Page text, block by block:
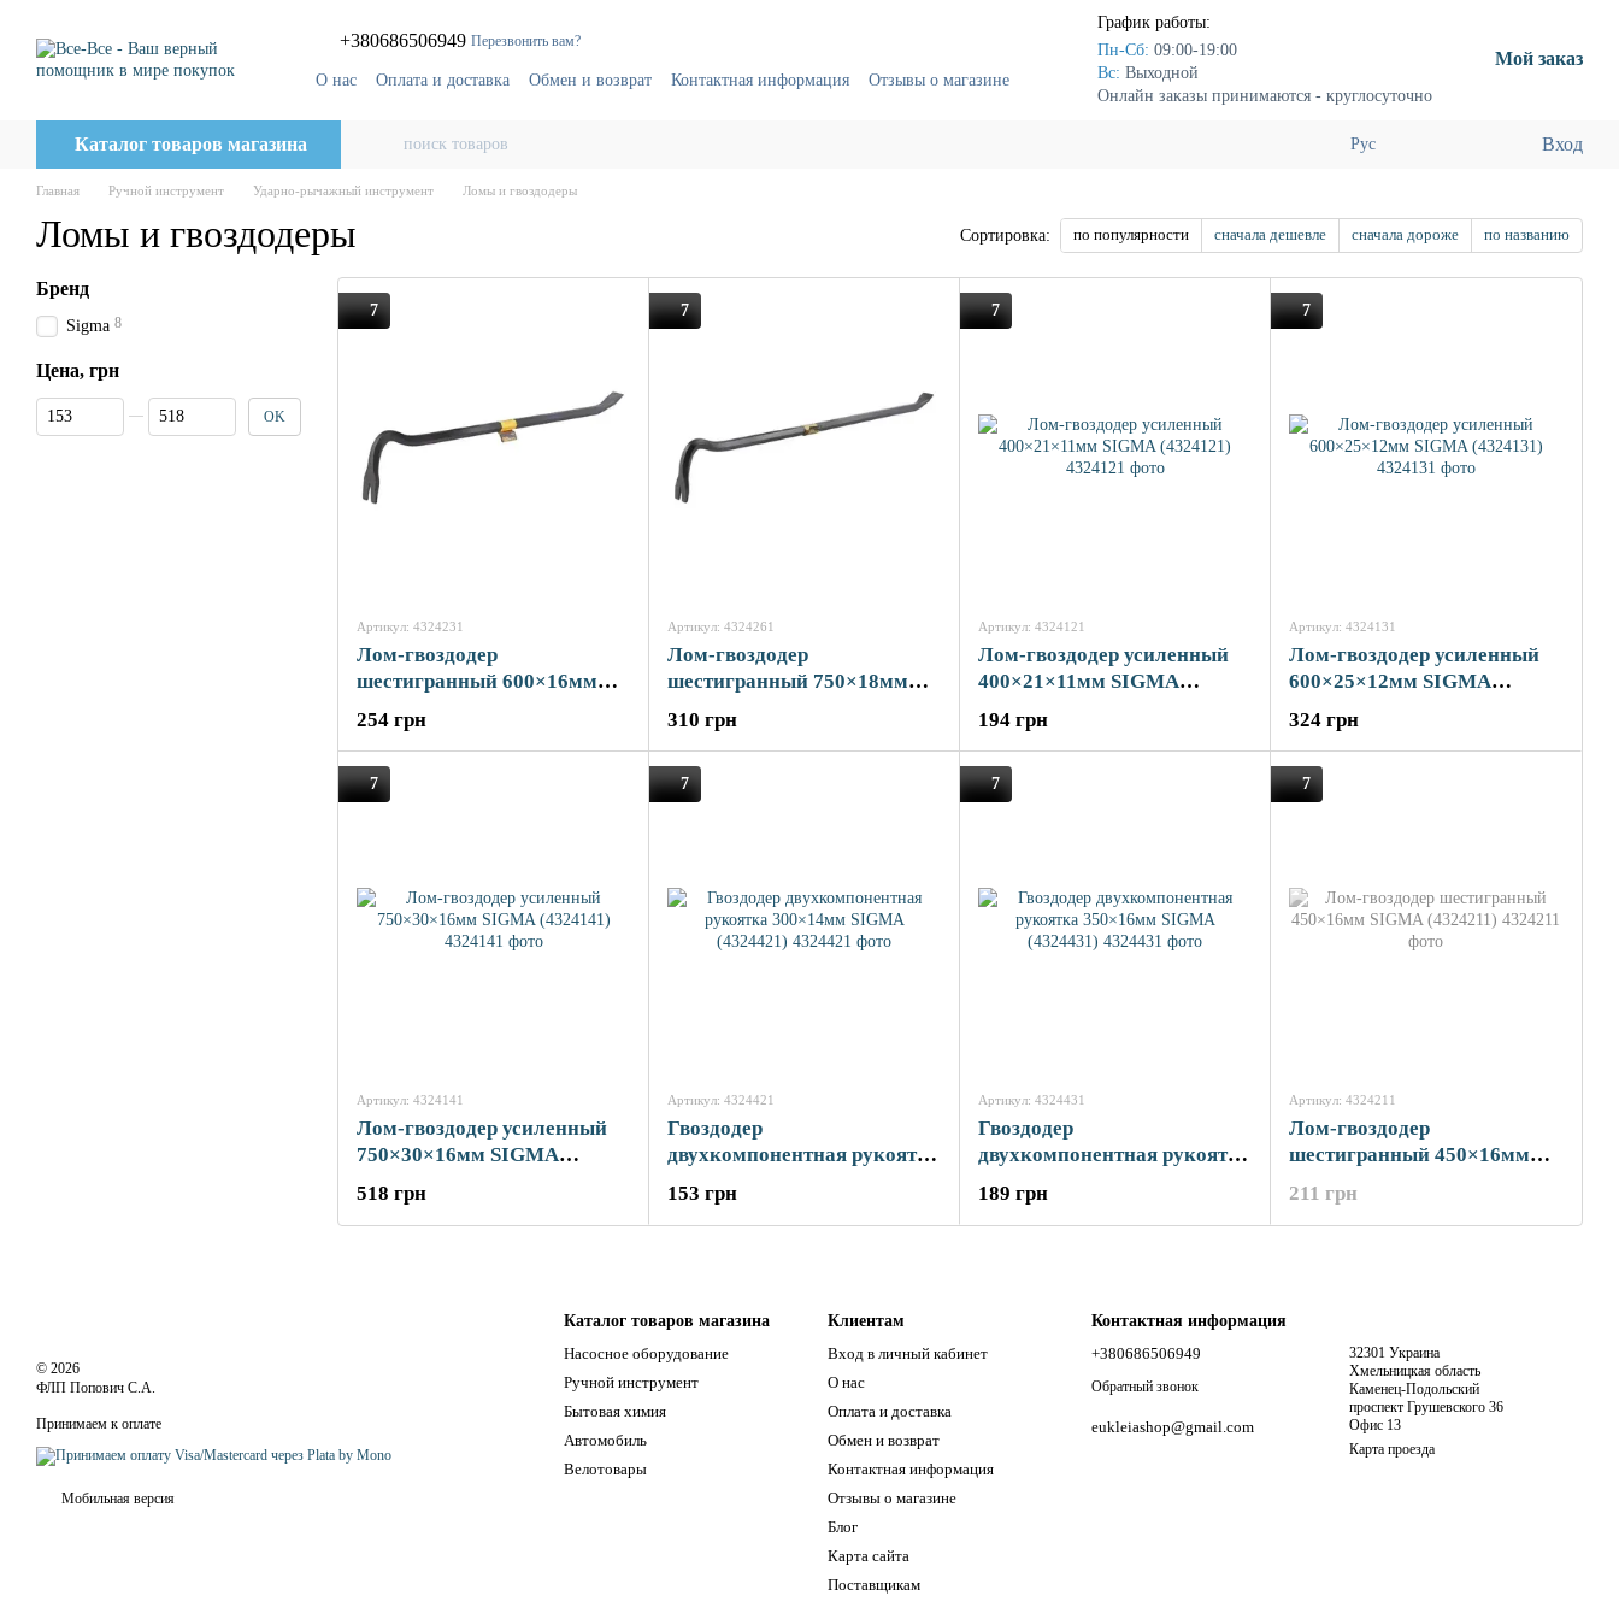
+380686506949 Перезвонить вам?
О нас Оплата и доставка Обмен и возврат Контактная информация
Отзывы о магазине
График работы:
Пн-Сб: 09:00-19:00
Вс: Выходной
Онлайн заказы принимаются - круглосуточно
Мой заказ
Каталог товаров магазина Рус Вход
Главная Ручной инструмент Ударно-рычажный инструмент Ломы и гвоздодеры
Ломы и гвоздодеры Сортировка: по популярности сначала дешевле сначала дороже по названию
7
Артикул: 4324231
Лом-гвоздодер
шестигранный 600×16мм
SIGMA (4324231)
254 грн
7
Артикул: 4324261
Лом-гвоздодер
шестигранный 750×18мм
SIGMA (4324261)
310 грн
7
Артикул: 4324121
Лом-гвоздодер усиленный
400×21×11мм SIGMA
(4324121)
194 грн
7
Артикул: 4324131
Лом-гвоздодер усиленный
600×25×12мм SIGMA
(4324131)
324 грн
7
Артикул: 4324141
Лом-гвоздодер усиленный
750×30×16мм SIGMA
(4324141)
518 грн
7
Артикул: 4324421
Гвоздодер
двухкомпонентная рукоятка
300×14мм SIGMA (4324421)
153 грн
7
Артикул: 4324431
Гвоздодер
двухкомпонентная рукоятка
350×16мм SIGMA (4324431)
189 грн
7
Артикул: 4324211
Лом-гвоздодер
шестигранный 450×16мм
SIGMA (4324211)
211 грн
Бренд
Sigma 8
Цена, грн
От Цена, грн
До Цена, грн
OK
© 2026
ФЛП Попович С.А.
Принимаем к оплате
Мобильная версия
Каталог товаров магазина
Насосное оборудование
Ручной инструмент
Бытовая химия
Автомобиль
Велотовары
Клиентам
Вход в личный кабинет
О нас
Оплата и доставка
Обмен и возврат
Контактная информация
Отзывы о магазине
Блог
Карта сайта
Поставщикам
Контактная информация
+380686506949
Обратный звонок
eukleiashop@gmail.com
32301 Украина
Хмельницкая область
Каменец-Подольский
проспект Грушевского 36
Офис 13
Карта проезда